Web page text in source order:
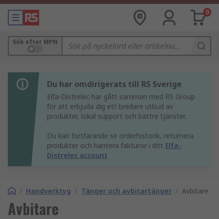
0
Sök efter MPN
Du har omdirigerats till RS Sverige
Elfa-Distrelec har gått samman med RS Group
för att erbjuda dig ett bredare utbud av
produkter, lokal support och bättre tjänster.
Du kan fortfarande se orderhistorik, returnera
produkter och hantera fakturor i ditt Elfa-
Distrelec account
/ Handverktyg / Tänger och avbitartänger / Avbitare
Avbitare